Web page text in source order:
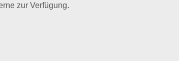
zur Verfügung.